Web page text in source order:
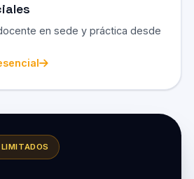
en sede y práctica desde